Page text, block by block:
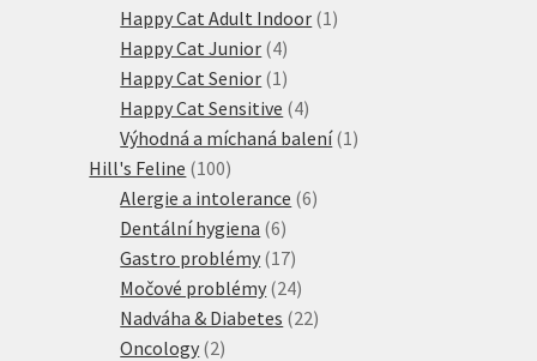
produktů
Happy Cat Adult Indoor 1 1
Happy Cat Junior 44
produkty
Happy Cat Senior 1 1
produkt
Happy Cat Sensitive 44
produkty
Výhodná a míchaná balení 1 1
Hill's Feline 100100
produktů
Alergie a intolerance 66
Dentální hygiena 66
produktů
Gastro problémy 1717
produktů
Močové problémy 2424
produktů
Nadváha & Diabetes 2222
Oncology 22